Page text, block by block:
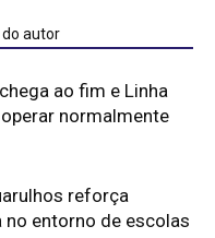
do autor
ao fim e Linha
normalmente
reforça
no entorno de escolas